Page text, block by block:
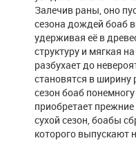
Залечив раны, оно
сезона дождей боаб
удерживая её в
структуру и мягкая
разбухает до
становятся в
сезон боаб
приобретает
сухой сезон, боабы
которого выпускают